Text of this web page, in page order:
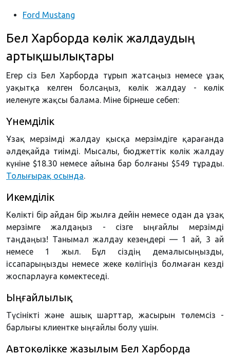
Ford Mustang
Бел Харборда көлік жалдаудың
артықшылықтары
Егер сіз Бел Харборда тұрып жатсаңыз немесе ұзақ
уақытқа келген болсаңыз, көлік жалдау - көлік
иеленуге жақсы балама. Міне бірнеше себеп:
Үнемділік
Ұзақ мерзімді жалдау қысқа мерзімдіге қарағанда
әлдеқайда тиімді. Мысалы, бюджеттік көлік жалдау
күніне $18.30 немесе айына бар болғаны $549 тұрады.
Толығырақ осында.
Икемділік
Көлікті бір айдан бір жылға дейін немесе одан да ұзақ
мерзімге жалдаңыз - сізге ыңғайлы мерзімді
таңдаңыз! Танымал жалдау кезеңдері — 1 ай, 3 ай
немесе 1 жыл. Бұл сіздің демалысыңызды,
іссапарыңызды немесе жеке көлігіңіз болмаған кезді
жоспарлауға көмектеседі.
Ыңғайлылық
Түсінікті және ашық шарттар, жасырын төлемсіз -
барлығы клиентке ыңғайлы болу үшін.
Автокөлікке жазылым Бел Харборда